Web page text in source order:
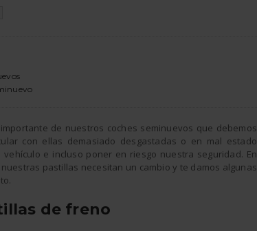
de nuestros coches seminuevos que debemos
con ellas demasiado desgastadas o en mal estado
e incluso poner en riesgo nuestra seguridad. En
pastillas necesitan un cambio y te damos algunas
de freno